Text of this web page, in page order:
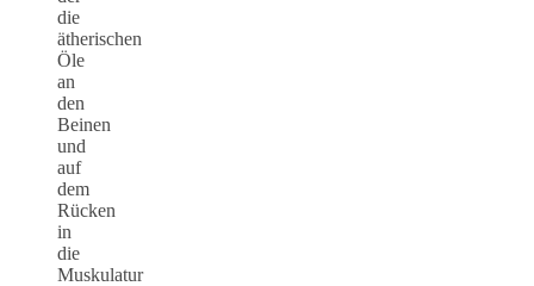
die
ätherischen
Öle
an
den
Beinen
und
auf
dem
Rücken
in
die
Muskulatur